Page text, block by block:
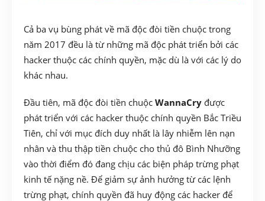
Cả ba vụ bùng phát về mã độc đòi tiền chuộc trong
năm 2017 đều là từ những mã độc phát triển bởi các
hacker thuộc các chính quyền, mặc dù là với các lý do
khác nhau.
Đầu tiên, mã độc đòi tiền chuộc WannaCry được
phát triển với các hacker thuộc chính quyền Bắc Triều
Tiên, chỉ với mục đích duy nhất là lây nhiễm lên nạn
nhân và thu thập tiền chuộc cho thủ đô Bình Nhưỡng
vào thời điểm đó đang chịu các biện pháp trừng phạt
kinh tế nặng nề. Để giảm sự ảnh hưởng từ các lệnh
trừng phạt, chính quyền đã huy động các hacker để